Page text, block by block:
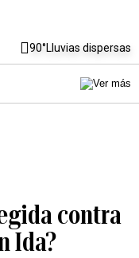
90°Lluvias dispersas
contra
Ida?